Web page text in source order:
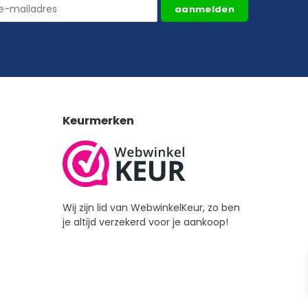
aanmelden
Keurmerken
Wij zijn lid van WebwinkelKeur, zo ben
je altijd verzekerd voor je aankoop!